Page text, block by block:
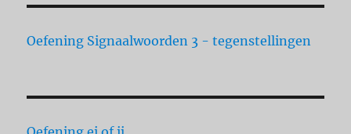
Oefening Signaalwoorden 3 - tegenstellingen